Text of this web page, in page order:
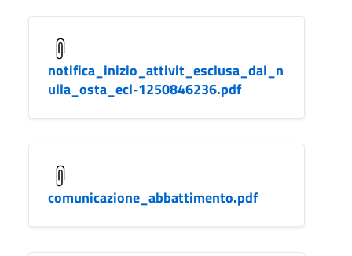
notifica_inizio_attivit_esclusa_dal_n
ulla_osta_ecl-1250846236.pdf
comunicazione_abbattimento.pdf